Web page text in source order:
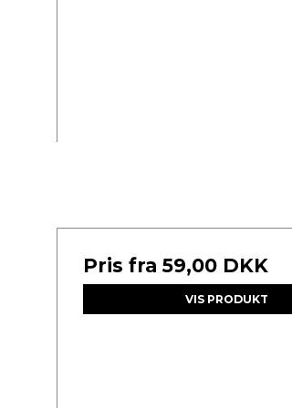
Pris fra59,00 DKK
VIS PRODUKT